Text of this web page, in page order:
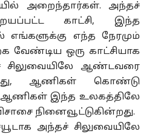
அறைந்தார்கள். அந்தச்
காட்சி, இந்த
எங்களுக்கு எந்த நேரமும்
வேண்டிய ஒரு காட்சியாக
சிலுவையிலே ஆண்டவரை
ஆணிகள் கொண்டு
இந்த உலகத்திலே
நினைவூட்டுகின்றது.
அந்தச் சிலுவையிலே